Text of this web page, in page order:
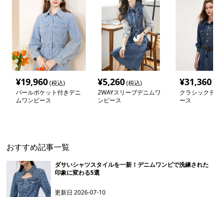
¥19,960(税込)
パールポケット付きデニ
ムワンピース
¥5,260(税込)
2WAYスリーブデニムワ
ンピース
¥31,360
クラシックデ
ース
おすすめ記事一覧
ダサいシャツスタイルを一新！デニムワンピで洗練された
印象に変わる5選
更新日2026-07-10